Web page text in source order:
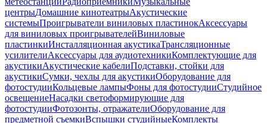
центрыДомашние кинотеатрыАкустические
системыПроигрыватели виниловых пластинокАксессуары
для виниловых проигрывателейВиниловые
пластинкиИнсталляционная акустикаТрансляционные
усилителиАксессуары для аудиотехникиКомплектующие для
акустикиАкустические кабелиПодставки, стойки для
акустикиСумки, чехлы для акустикиОборудование для
фотостудииКольцевые лампыФоны для фотостудииСтудийное
освещениеНасадки светоформирующие для
фотостудииФотозонты, отражателиОборудование для
предметной съемкиВспышки студийныеКомплекты